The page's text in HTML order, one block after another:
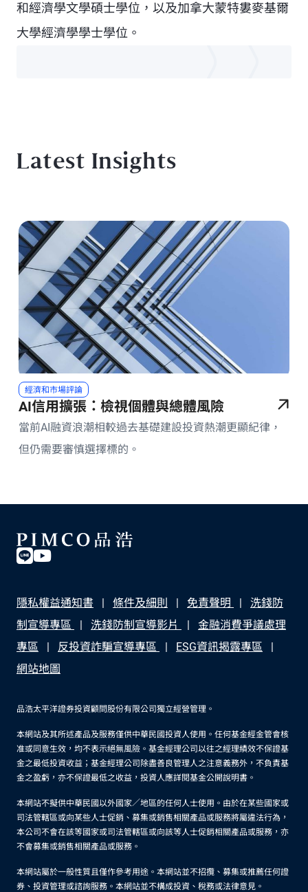
和經濟學文學碩士學位，以及加拿大蒙特婁麥基爾
大學經濟學學士學位。
Latest Insights
經濟和市場評論
AI信用擴張：檢視個體與總體風險
當前AI融資浪潮相較過去基礎建設投資熱潮更顯紀律，
但仍需要審慎選擇標的。
隱私權益通知書 條件及細則 免責聲明
洗錢防
制宣導專區
洗錢防制宣導影片
金融消費爭議處理
專區
反投資詐騙宣導專區
ESG資訊揭露專區
網站地圖
品浩太平洋證券投資顧問股份有限公司獨立經營管理。
本網站及其所述產品及服務僅供中華民國投資人使用。任何基金經金管會核
准或同意生效，均不表示絕無風險。基金經理公司以往之經理績效不保證基
金之最低投資收益；基金經理公司除盡善良管理人之注意義務外，不負責基
金之盈虧，亦不保證最低之收益，投資人應詳閱基金公開說明書。
本網站不擬供中華民國以外國家／地區的任何人士使用。由於在某些國家或
司法管轄區或向某些人士促銷、募集或銷售相關產品或服務將屬違法行為，
本公司不會在該等國家或司法管轄區或向該等人士促銷相關產品或服務，亦
不會募集或銷售相關產品或服務。
本網站屬於一般性質且僅作參考用途。本網站並不招攬、募集或推薦任何證
券、投資管理或諮詢服務。本網站並不構成投資、稅務或法律意見。